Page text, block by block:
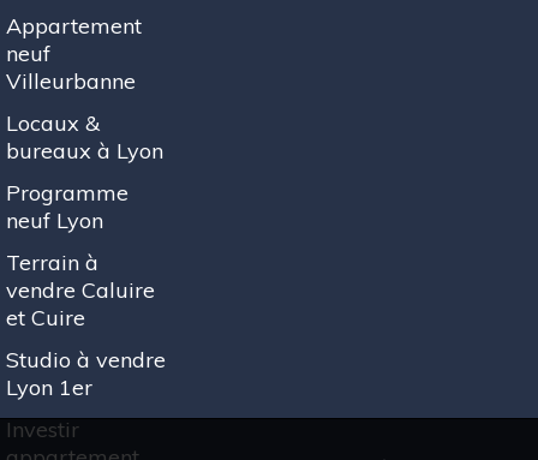
Appartement
neuf
Villeurbanne
Locaux &
bureaux à Lyon
Programme
neuf Lyon
Terrain à
vendre Caluire
et Cuire
Studio à vendre
Lyon 1er
Investir